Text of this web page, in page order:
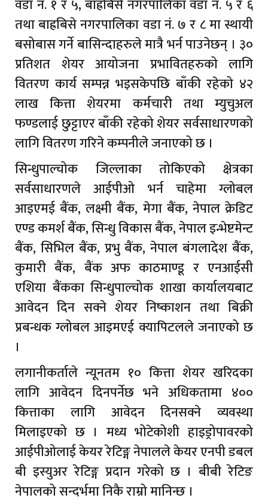
वडा नं. १ र ५, बाह्रबिसे नगरपालिका वडा नं. ५ र ६
तथा बाह्रबिसे नगरपालिका वडा नं. ७ र ८ मा स्थायी
बसोबास गर्ने बासिन्दाहरुले मात्रै भर्न पाउनेछन् । ३०
प्रतिशत शेयर आयोजना प्रभावितहरुको लागि
वितरण कार्य सम्पन्न भइसकेपछि बाँकी रहेको ४२
लाख कित्ता शेयरमा कर्मचारी तथा म्युचुअल
फण्डलाई छुट्टाएर बाँकी रहेको शेयर सर्वसाधारणको
लागि वितरण गरिने कम्पनीले जनाएको छ ।
सिन्धुपाल्चोक जिल्लाका तोकिएको क्षेत्रका
सर्वसाधारणले आईपीओ भर्न चाहेमा ग्लोबल
आइएमई बैंक, लक्ष्मी बैंक, मेगा बैंक, नेपाल क्रेडिट
एण्ड कमर्श बैंक, सिन्धु विकास बैंक, नेपाल इन्भेष्टमेन्ट
बैंक, सिभिल बैंक, प्रभु बैंक, नेपाल बंगलादेश बैंक,
कुमारी बैंक, बैंक अफ काठमाण्डू र एनआईसी
एशिया बैंकका सिन्धुपाल्चोक शाखा कार्यालयबाट
आवेदन दिन सक्ने शेयर निष्काशन तथा बिक्री
प्रबन्धक ग्लोबल आइमएई क्यापिटलले जनाएको छ
।
लगानीकर्ताले न्यूनतम १० कित्ता शेयर खरिदका
लागि आवेदन दिनपर्नेछ भने अधिकतामा ४००
कित्ताका लागि आवेदन दिनसक्ने व्यवस्था
मिलाइएको छ । मध्य भोटेकोशी हाइड्रोपावरको
आईपीओलाई केयर रेटिङ्ग नेपालले केयर एनपी डबल
बी इस्युअर रेटिङ्ग प्रदान गरेको छ । बीबी रेटिङ
नेपालको सन्दर्भमा निकै राम्रो मानिन्छ ।